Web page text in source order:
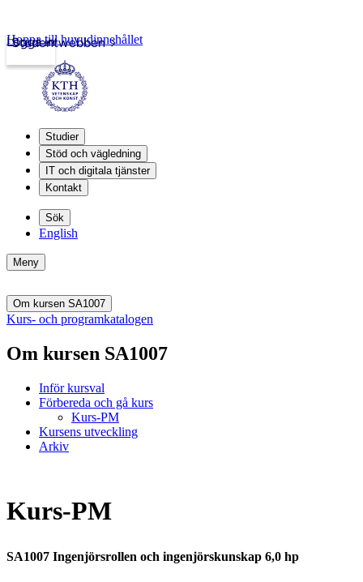
Studentwebben
Logga in
Hoppa till huvudinnehållet
Studier
Stöd och vägledning
IT och digitala tjänster
Kontakt
Sök
English
Meny
Om kursen SA1007
Kurs- och programkatalogen
Om kursen SA1007
Inför kursval
Förbereda och gå kurs
Kurs-PM
Kursens utveckling
Arkiv
Kurs-PM
SA1007 Ingenjörsrollen och ingenjörskunskap 6,0 hp